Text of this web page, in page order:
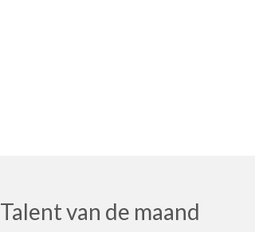
Talent van de maand